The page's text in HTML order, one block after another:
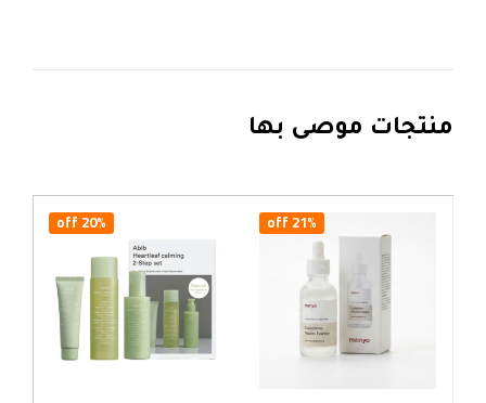
منتجات موصى بها
21% off
20% off